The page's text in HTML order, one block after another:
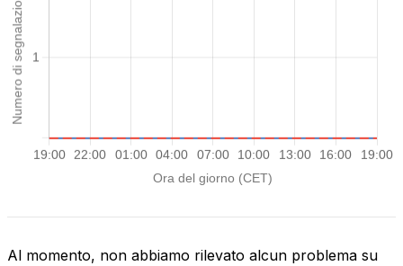
Al momento, non abbiamo rilevato alcun problema su